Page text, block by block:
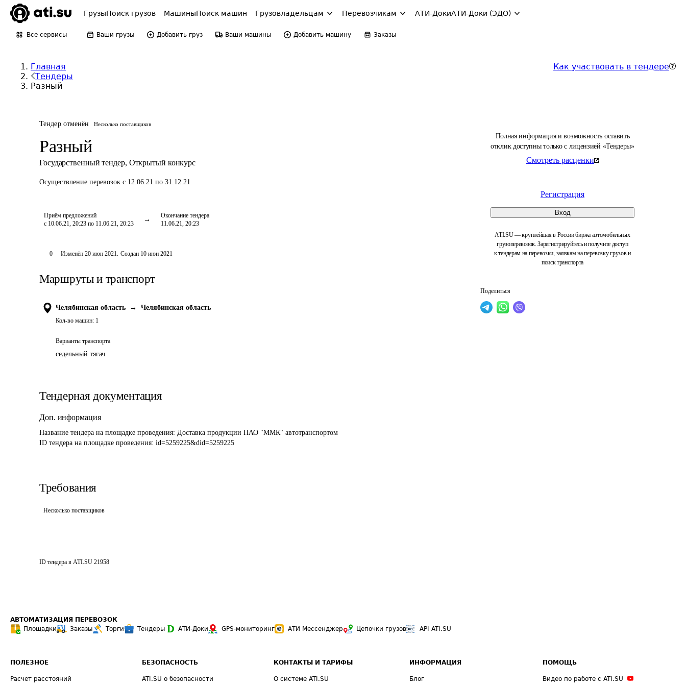
ГрузыПоиск грузов МашиныПоиск машин Грузовладельцам Перевозчикам АТИ-ДокиАТИ-Доки (ЭДО)
Все сервисы Ваши грузы Добавить груз Ваши машины Добавить машину Заказы
Главная
Тендеры
Разный
Как участвовать в тендере
Тендер отменён Несколько поставщиков
Разный
Государственный тендер, Открытый конкурс
Осуществление перевозок с 12.06.21 по 31.12.21
Приём предложений
с 10.06.21, 20:23 по 11.06.21, 20:23
Окончание тендера
11.06.21, 20:23
Полная информация и возможность оставить
отклик доступны только с лицензией «Тендеры»
Смотреть расценки
Регистрация
Вход
ATI.SU — крупнейшая в России биржа автомобильных
грузоперевозок. Зарегистрируйтесь и получите доступ
к тендерам на перевозки, заявкам на перевозку грузов и
поиск транспорта
Поделиться
0 Изменён 20 июн 2021. Создан 10 июн 2021
Маршруты и транспорт
Челябинская область → Челябинская область
Кол-во машин: 1
Варианты транспорта
седельный тягач
Тендерная документация
Доп. информация
Название тендера на площадке проведения: Доставка продукции ПАО "ММК" автотранспортом
ID тендера на площадке проведения: id=5259225&did=5259225
Требования
Несколько поставщиков
ID тендера в ATI.SU 21958
АВТОМАТИЗАЦИЯ ПЕРЕВОЗОК
Площадки
Заказы Торги Тендеры АТИ-Доки GPS-мониторинг АТИ Мессенджер Цепочки грузов API ATI.SU
ПОЛЕЗНОЕ
Расчет расстояний
БЕЗОПАСНОСТЬ
ATI.SU о безопасности
КОНТАКТЫ И ТАРИФЫ
О системе ATI.SU
ИНФОРМАЦИЯ
Блог
ПОМОЩЬ
Видео по работе с ATI.SU